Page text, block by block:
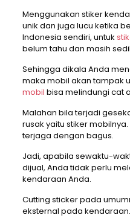
Menggunakan stiker
unik dan juga lucu ketika
Indonesia sendiri, untuk
belum tahu dan masih
Sehingga dikala Anda
maka mobil akan tampak
mobil bisa melindungi cat
Malahan bila terjadi
rusak yaitu stiker
terjaga dengan bagus.
Jadi, apabila sewaktu-
dijual, Anda tidak perlu
kendaraan Anda.
Cutting sticker pada
eksternal pada